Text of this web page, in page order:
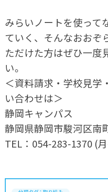
みらいノートを使って
ていく、そんなおおぞ
ただけた方はぜひ一度
い。
＜資料請求・学校見学
い合わせは＞
静岡キャンパス
静岡県静岡市駿河区南
TEL：054-283-1370 (